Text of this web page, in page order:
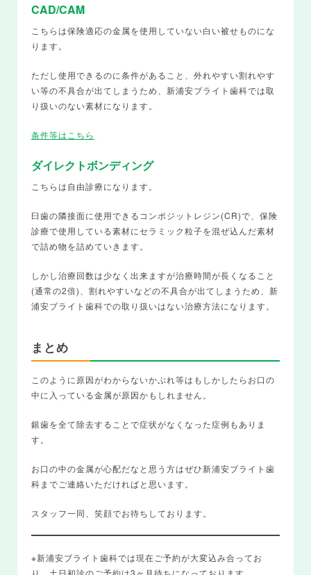
CAD/CAM
こちらは保険適応の金属を使用していない白い被せものにな
ります。
ただし使用できるのに条件があること、外れやすい割れやす
い等の不具合が出てしまうため、新浦安ブライト歯科では取
り扱いのない素材になります。
条件等はこちら
ダイレクトボンディング
こちらは自由診療になります。
臼歯の隣接面に使用できるコンポジットレジン(CR)で、保険
診療で使用している素材にセラミック粒子を混ぜ込んだ素材
で詰め物を詰めていきます。
しかし治療回数は少なく出来ますが治療時間が長くなること
(通常の2倍)、割れやすいなどの不具合が出てしまうため、新
浦安ブライト歯科での取り扱いはない治療方法になります。
まとめ
このように原因がわからないかぶれ等はもしかしたらお口の
中に入っている金属が原因かもしれません。
銀歯を全て除去することで症状がなくなった症例もありま
す。
お口の中の金属が心配だなと思う方はぜひ新浦安ブライト歯
科までご連絡いただければと思います。
スタッフ一同、笑顔でお待ちしております。
※新浦安ブライト歯科では現在ご予約が大変込み合ってお
り、土日初診のご予約は3ヶ月待ちになっております。